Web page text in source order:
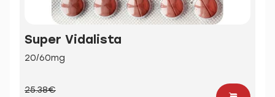
Super Vidalista
20/60mg
25.38€